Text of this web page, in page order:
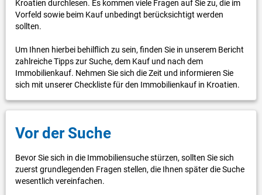
Kroatien durchlesen. Es kommen viele Fragen auf Sie zu, die im
Vorfeld sowie beim Kauf unbedingt berücksichtigt werden
sollten.
Um Ihnen hierbei behilflich zu sein, finden Sie in unserem Bericht
zahlreiche Tipps zur Suche, dem Kauf und nach dem
Immobilienkauf. Nehmen Sie sich die Zeit und informieren Sie
sich mit unserer Checkliste für den Immobilienkauf in Kroatien.
Vor der Suche
Bevor Sie sich in die Immobiliensuche stürzen, sollten Sie sich
zuerst grundlegenden Fragen stellen, die Ihnen später die Suche
wesentlich vereinfachen.